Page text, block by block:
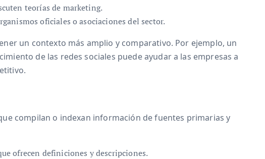
teorías de marketing.
oficiales o asociaciones del sector.
un contexto más amplio y comparativo. Por ejemplo, un
de las redes sociales puede ayudar a las empresas a
compilan o indexan información de fuentes primarias y
ofrecen definiciones y descripciones.